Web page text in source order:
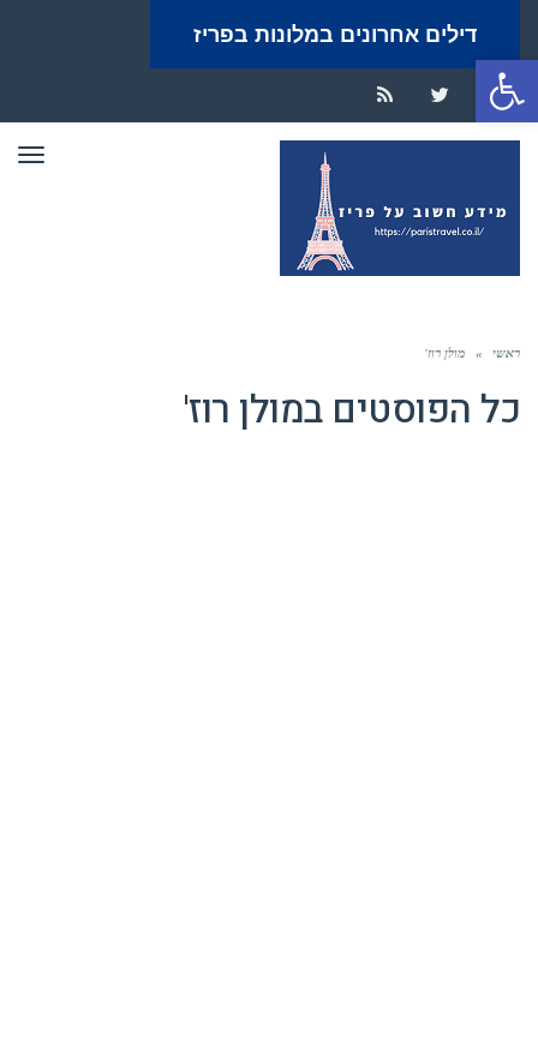
פתח סרגל נגישות
דילים אחרונים במלונות בפריז
Facebook
Twitter
RSS
ראשי » מולן רוז'
כל הפוסטים במולן רוז'